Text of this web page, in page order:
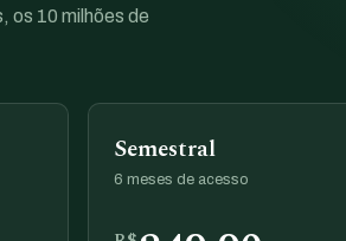
os 10 milhões de
Semestral
6 meses de acesso